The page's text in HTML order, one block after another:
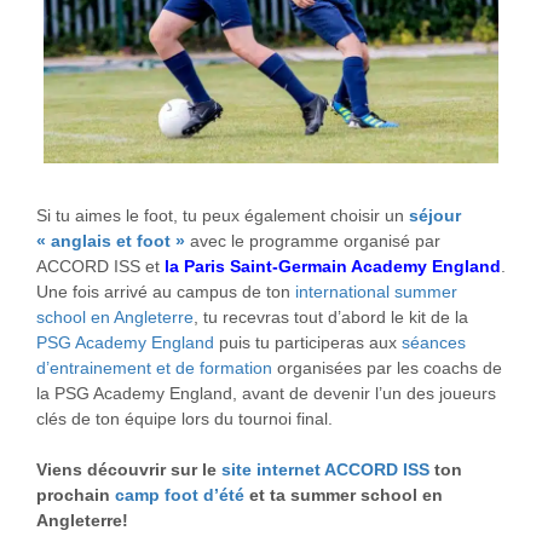
Si tu aimes le foot, tu peux également choisir un séjour
« anglais et foot » avec le programme organisé par
ACCORD ISS et la Paris Saint-Germain Academy England
Une fois arrivé au campus de ton international summer
school en Angleterre , tu recevras tout d’abord le kit de la
PSG Academy England puis tu participeras aux séances
d’entrainement et de formation organisées par les coachs de
la PSG Academy England, avant de devenir l’un des joueurs
clés de ton équipe lors du tournoi final.
Viens découvrir sur le site internet ACCORD ISS ton
prochain camp foot d’été et ta summer school en
Angleterre!